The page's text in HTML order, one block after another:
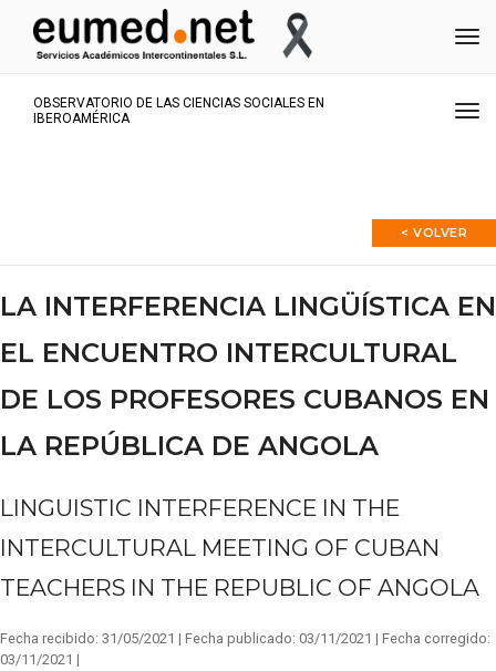
OBSERVATORIO DE LAS CIENCIAS SOCIALES EN
IBEROAMÉRICA
< VOLVER
LA INTERFERENCIA LINGÜÍSTICA EN
EL ENCUENTRO INTERCULTURAL
DE LOS PROFESORES CUBANOS EN
LA REPÚBLICA DE ANGOLA
LINGUISTIC INTERFERENCE IN THE
INTERCULTURAL MEETING OF CUBAN
TEACHERS IN THE REPUBLIC OF ANGOLA
Fecha recibido: 31/05/2021 | Fecha publicado: 03/11/2021 | Fecha corregido:
03/11/2021 |